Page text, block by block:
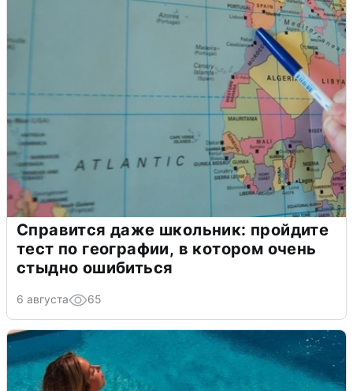
Справится даже школьник: пройдите
тест по географии, в котором очень
стыдно ошибиться
6 августа 65